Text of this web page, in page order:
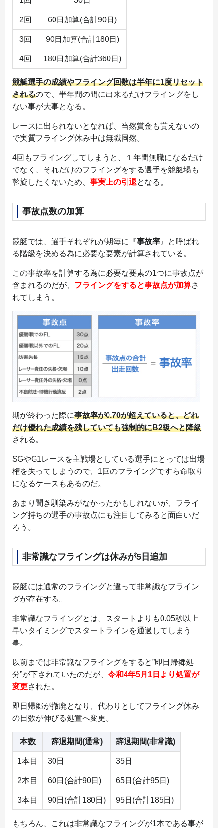
2回 60日加算(合計90日)
3回 90日加算(合計180日)
4回 180日加算(合計360日)
競艇選手の成績やフライング回数は半年に1度リセット
されるので、半年間の間に出来るだけフライングをし
ない事が大事となる。
レースに出られないとなれば、当然賞金も貰えないの
で実質フライング休み中は無職同然。
4回もフライングしてしまうと、１年間無職になるだけ
でなく、それだけのフライングをする選手を競艇場も
斡旋したくないため、 事実上の引退となる。
事故点数の加算
競艇では、選手それぞれが期毎に『事故率 』と呼ばれ
る階級を決める為に必要な要素が計算されている。
この事故率を計算する為に必要な要素の1つに事故点が
含まれるのだが、 フライングをすると事故点が加算さ
れてしまう。
期が終わった際に事故率が0.70が超えていると、どれ
だけ優れた成績を残していても強制的にB2級へと降級
される。
SGやG1レースを主戦場としている選手にとっては出場
権を失ってしまうので、1回のフライングですら命取り
になるケースもあるのだ。
あまり聞き馴染みがなかったかもしれないが、フライ
ング持ちの選手の事故点にも注目してみると面白いだ
ろう。
非常識なフライングは休みが5日追加
競艇には通常のフライングと違って非常識なフライン
グが存在する。
非常識なフライングとは、スタートよりも0.05秒以上
早いタイミングでスタートラインを通過してしまう
事。
以前までは非常識なフライングをすると”即日帰郷処
分”が下されていたのだが、 令和4年5月1日より処置が
変更された。
即日帰郷が撤廃となり、代わりとしてフライング休み
の日数が伸びる処置へ変更。
本数 辞退期間(通常) 辞退期間(非常識)
1本目 30日 35日
2本目 60日(合計90日) 65日(合計95日)
3本目 90日(合計180日) 95日(合計185日)
もちろん、これは非常識なフライングが1本である事が